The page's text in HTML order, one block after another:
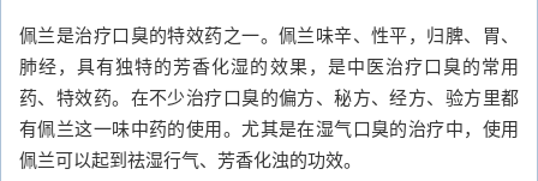
佩兰是治疗口臭的特效药之一。佩兰味辛、性平，归脾、胃、
肺经，具有独特的芳香化湿的效果，是中医治疗口臭的常用
药、特效药。在不少治疗口臭的偏方、秘方、经方、验方里都
有佩兰这一味中药的使用。尤其是在湿气口臭的治疗中，使用
佩兰可以起到祛湿行气、芳香化浊的功效。